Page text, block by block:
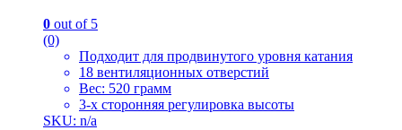
0 out of 5
(0)
Подходит для продвинутого уровня катания
18 вентиляционных отверстий
Вес: 520 грамм
3-х сторонняя регулировка высоты
SKU: n/a